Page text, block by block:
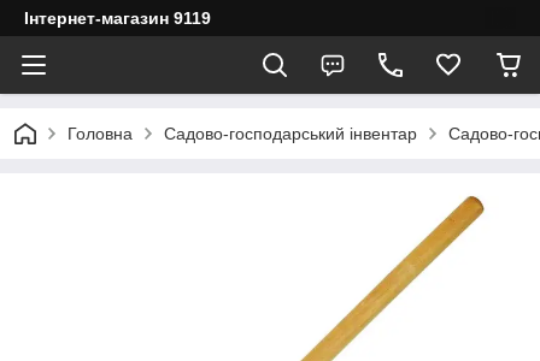
Інтернет-магазин 9119
Головна Садово-господарський інвентар Садово-